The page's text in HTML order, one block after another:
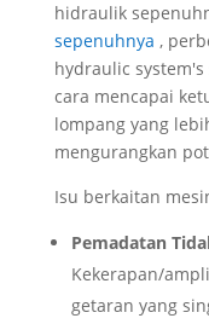
hidraulik
sepenuhnya ,
hydraulic
cara mencapai
lompang yang
mengurangkan
Isu berkaitan
Pemadatan
Kekerapan/
getaran yang